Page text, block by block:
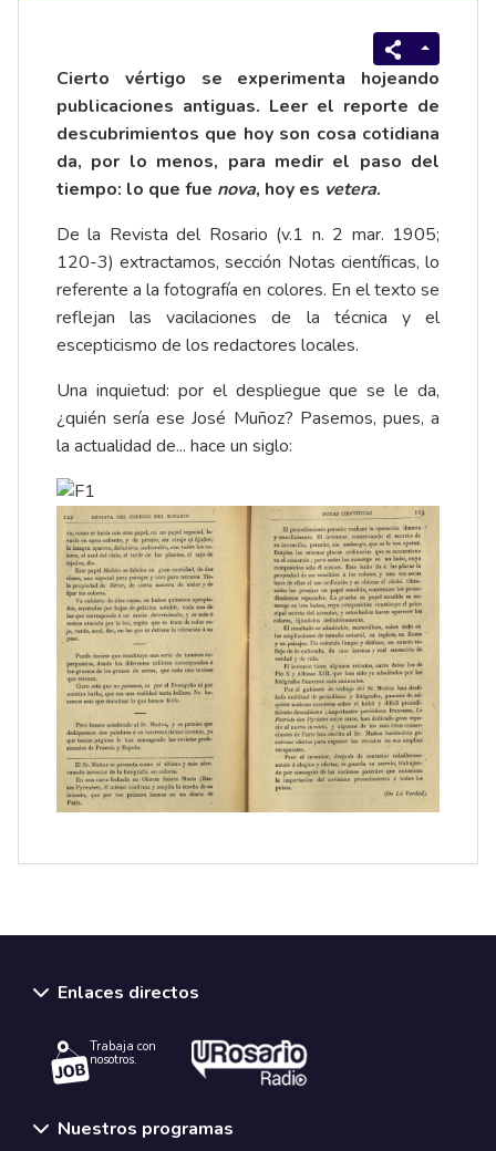
Cierto vértigo se experimenta hojeando
publicaciones antiguas. Leer el reporte de
descubrimientos que hoy son cosa cotidiana
da, por lo menos, para medir el paso del
tiempo: lo que fue nova, hoy es vetera.
De la Revista del Rosario (v.1 n. 2 mar. 1905;
120-3) extractamos, sección Notas científicas, lo
referente a la fotografía en colores. En el texto se
reflejan las vacilaciones de la técnica y el
escepticismo de los redactores locales.
Una inquietud: por el despliegue que se le da,
¿quién sería ese José Muñoz? Pasemos, pues, a
la actualidad de... hace un siglo:
Enlaces directos
Trabaja con
nosotros.
Nuestros programas